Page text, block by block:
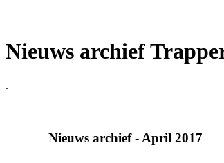
Nieuws archief
.
Nieuws archief - April 2017